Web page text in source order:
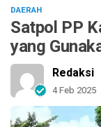
DAERAH
Satpol PP
yang
Redaksi
4 Feb 2025